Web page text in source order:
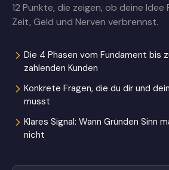
12 Punkte, die zeigen, ob deine
Zeit, Geld und Nerven verbrennst.
Die 4 Phasen vom Fundament bis
zahlenden Kunden
Konkrete Fragen, die du dir und
musst
Klares Signal: Wann Gründen Sinn
nicht